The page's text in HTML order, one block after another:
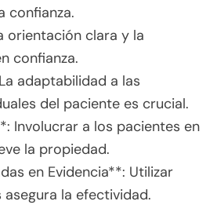
confianza.
orientación clara y la
confianza.
adaptabilidad a las
del paciente es crucial.
Involucrar a los pacientes en
la propiedad.
en Evidencia**: Utilizar
la efectividad.